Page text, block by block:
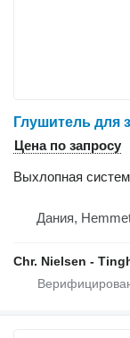
Цена по запросу
Выхлопная
Дания,
Chr. Nielsen -